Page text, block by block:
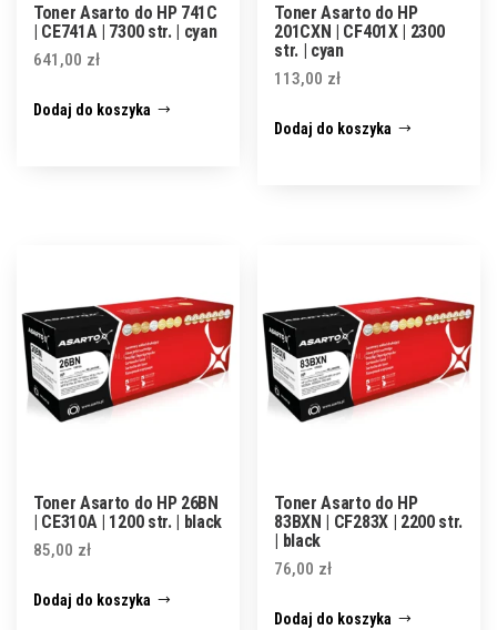
Toner Asarto do HP 741C
| CE741A | 7300 str. | cyan
641,00 zł
Dodaj do koszyka
Toner Asarto do HP
201CXN | CF401X | 2300
str. | cyan
113,00 zł
Dodaj do koszyka
Toner Asarto do HP 26BN
| CE310A | 1200 str. | black
85,00 zł
Dodaj do koszyka
Toner Asarto do HP
83BXN | CF283X | 2200 str.
| black
76,00 zł
Dodaj do koszyka